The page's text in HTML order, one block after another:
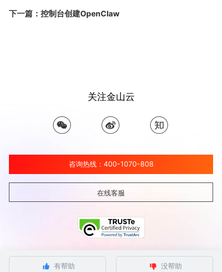
下一篇：控制台创建OpenClaw
有帮助 没帮助
关注金山云
咨询热线：400-1070-808
在线客服
©北京金山云网络技术有限公司 2026 Ksyun All Rights Reserved Kingsoft Corp.